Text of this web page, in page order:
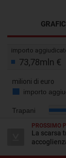
PROSSIMO
La scarsa